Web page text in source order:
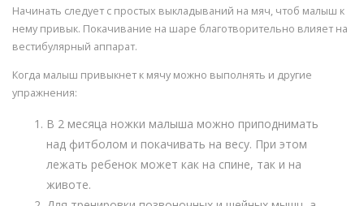
Начинать следует с простых выкладываний на мяч, чтоб малыш к
нему привык. Покачивание на шаре благотворительно влияет на
вестибулярный аппарат.
Когда малыш привыкнет к мячу можно выполнять и другие
упражнения:
В 2 месяца ножки малыша можно приподнимать
над фитболом и покачивать на весу. При этом
лежать ребенок может как на спине, так и на
животе.